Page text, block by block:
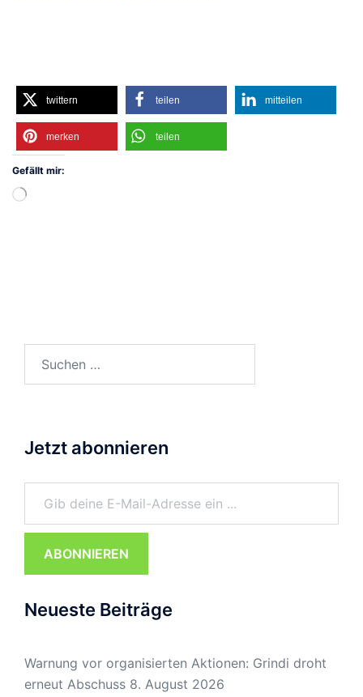
twittern teilen mitteilen
merken teilen
Gefällt mir:
Wird
Jetzt abonnieren
Gib deine E-Mail-Adresse ein ...
ABONNIEREN
Neueste Beiträge
Warnung vor organisierten Aktionen: Grindi droht
erneut Abschuss 8. August 2026